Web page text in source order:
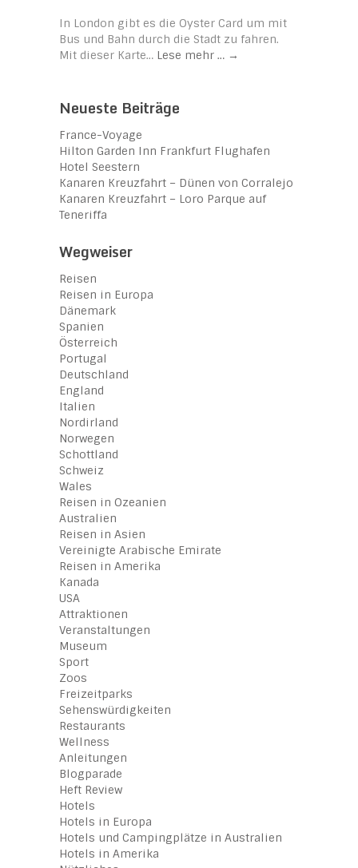
In London gibt es die Oyster Card um mit
Bus und Bahn durch die Stadt zu fahren.
Mit dieser Karte… Lese mehr … →
Neueste Beiträge
France-Voyage
Hilton Garden Inn Frankfurt Flughafen
Hotel Seestern
Kanaren Kreuzfahrt – Dünen von Corralejo
Kanaren Kreuzfahrt – Loro Parque auf
Teneriffa
Wegweiser
Reisen
Reisen in Europa
Dänemark
Spanien
Österreich
Portugal
Deutschland
England
Italien
Nordirland
Norwegen
Schottland
Schweiz
Wales
Reisen in Ozeanien
Australien
Reisen in Asien
Vereinigte Arabische Emirate
Reisen in Amerika
Kanada
USA
Attraktionen
Veranstaltungen
Museum
Sport
Zoos
Freizeitparks
Sehenswürdigkeiten
Restaurants
Wellness
Anleitungen
Blogparade
Heft Review
Hotels
Hotels in Europa
Hotels und Campingplätze in Australien
Hotels in Amerika